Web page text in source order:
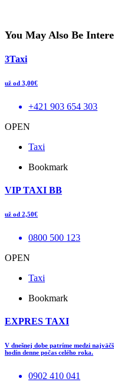
You May Also Be
3Taxi
už od 3,00€
+421 903 654 303
OPEN
Taxi
Bookmark
VIP TAXI BB
už od 2,50€
0800 500 123
OPEN
Taxi
Bookmark
EXPRES TAXI
V dnešnej dobe patríme medzi
hodín denne počas celého roka.
0902 410 041